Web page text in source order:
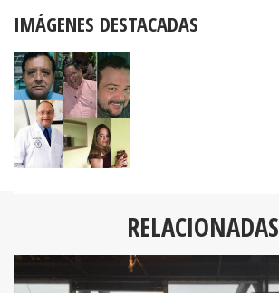
IMÁGENES DESTACADAS
RELACIONADAS